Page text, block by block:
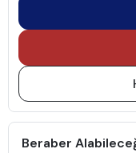
Beraber